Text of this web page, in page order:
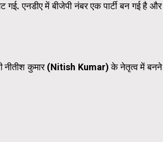
एनडीए में बीजेपी नंबर एक पार्टी बन गई है और
नीतीश कुमार (Nitish Kumar) के नेतृत्व में बनने